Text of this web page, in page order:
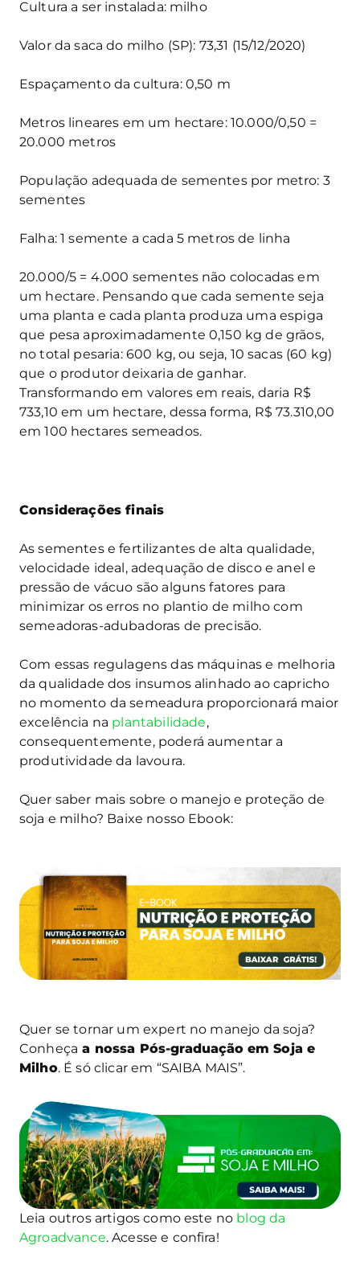
Cultura a ser instalada: milho
Valor da saca do milho (SP): 73,31 (15/12/2020)
Espaçamento da cultura: 0,50 m
Metros lineares em um hectare: 10.000/0,50 =
20.000 metros
População adequada de sementes por metro: 3
sementes
Falha: 1 semente a cada 5 metros de linha
20.000/5 = 4.000 sementes não colocadas em
um hectare. Pensando que cada semente seja
uma planta e cada planta produza uma espiga
que pesa aproximadamente 0,150 kg de grãos,
no total pesaria: 600 kg, ou seja, 10 sacas (60 kg)
que o produtor deixaria de ganhar.
Transformando em valores em reais, daria R$
733,10 em um hectare, dessa forma, R$ 73.310,00
em 100 hectares semeados.
Considerações finais
As sementes e fertilizantes de alta qualidade,
velocidade ideal, adequação de disco e anel e
pressão de vácuo são alguns fatores para
minimizar os erros no plantio de milho com
semeadoras-adubadoras de precisão.
Com essas regulagens das máquinas e melhoria
da qualidade dos insumos alinhado ao capricho
no momento da semeadura proporcionará maior
excelência na plantabilidade,
consequentemente, poderá aumentar a
produtividade da lavoura.
Quer saber mais sobre o manejo e proteção de
soja e milho? Baixe nosso Ebook:
Quer se tornar um expert no manejo da soja?
Conheça a nossa Pós-graduação em Soja e
Milho. É só clicar em “SAIBA MAIS”.
Leia outros artigos como este no blog da
Agroadvance. Acesse e confira!